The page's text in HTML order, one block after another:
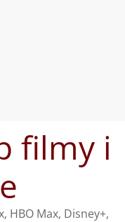
filmy i
HBO Max, Disney+,